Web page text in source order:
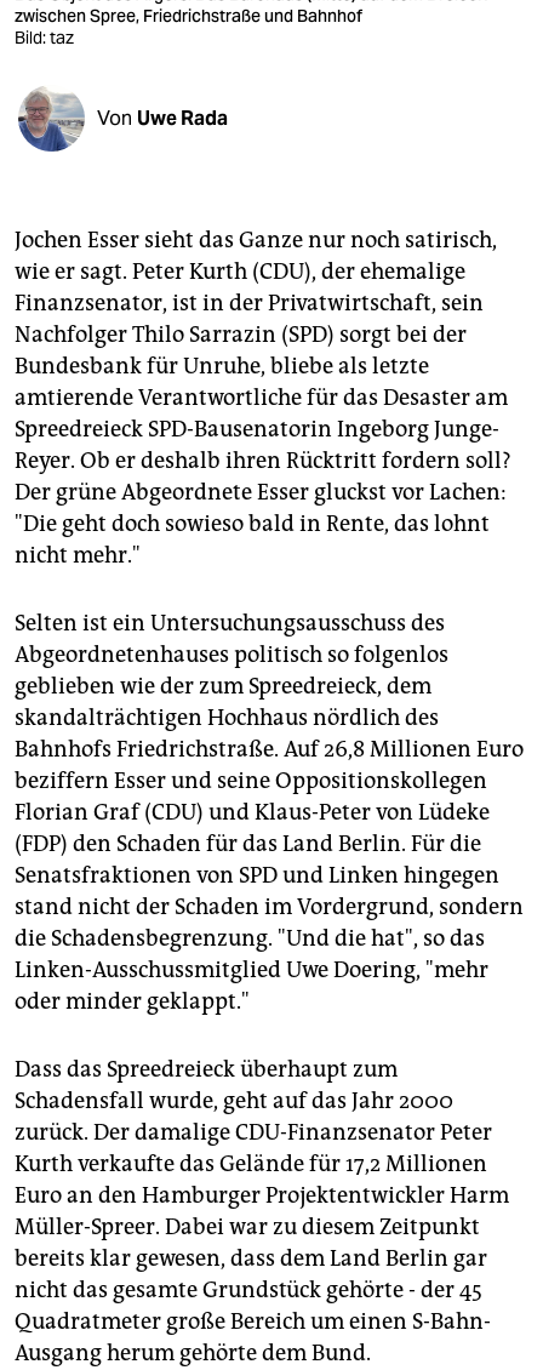
shop
unterstützen
abo
epaper login
zwischen Spree, Friedrichstraße und Bahnhof
Bild: taz
Von Uwe Rada
Jochen Esser sieht das Ganze nur noch satirisch,
wie er sagt. Peter Kurth (CDU), der ehemalige
Finanzsenator, ist in der Privatwirtschaft, sein
Nachfolger Thilo Sarrazin (SPD) sorgt bei der
Bundesbank für Unruhe, bliebe als letzte
amtierende Verantwortliche für das Desaster am
Spreedreieck SPD-Bausenatorin Ingeborg Junge-
Reyer. Ob er deshalb ihren Rücktritt fordern soll?
Der grüne Abgeordnete Esser gluckst vor Lachen:
"Die geht doch sowieso bald in Rente, das lohnt
nicht mehr."
Selten ist ein Untersuchungsausschuss des
Abgeordnetenhauses politisch so folgenlos
geblieben wie der zum Spreedreieck, dem
skandalträchtigen Hochhaus nördlich des
Bahnhofs Friedrichstraße. Auf 26,8 Millionen Euro
beziffern Esser und seine Oppositionskollegen
Florian Graf (CDU) und Klaus-Peter von Lüdeke
(FDP) den Schaden für das Land Berlin. Für die
Senatsfraktionen von SPD und Linken hingegen
stand nicht der Schaden im Vordergrund, sondern
die Schadensbegrenzung. "Und die hat", so das
Linken-Ausschussmitglied Uwe Doering, "mehr
oder minder geklappt."
Dass das Spreedreieck überhaupt zum
Schadensfall wurde, geht auf das Jahr 2000
zurück. Der damalige CDU-Finanzsenator Peter
Kurth verkaufte das Gelände für 17,2 Millionen
Euro an den Hamburger Projektentwickler Harm
Müller-Spreer. Dabei war zu diesem Zeitpunkt
bereits klar gewesen, dass dem Land Berlin gar
nicht das gesamte Grundstück gehörte - der 45
Quadratmeter große Bereich um einen S-Bahn-
Ausgang herum gehörte dem Bund.